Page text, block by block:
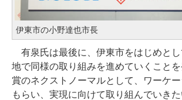
伊東市の小野達也市長
有泉氏は最後に、伊東市をはじめと
地で同様の取り組みを進めていくこと
賞のネクストノーマルとして、ワーケ
もらい、実現に向けて取り組んでいき